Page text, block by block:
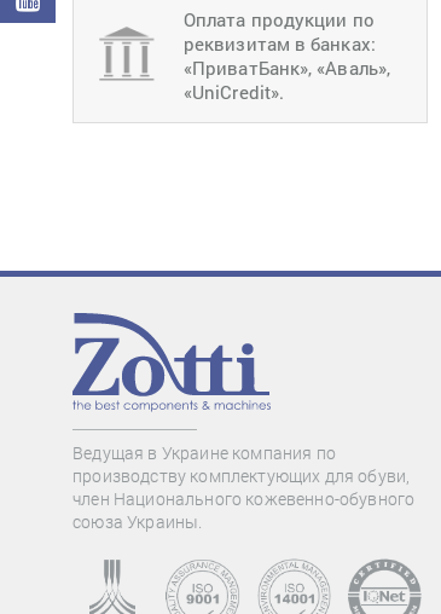
Оплата продукции по
реквизитам в банках:
«ПриватБанк», «Аваль»,
«UniCredit».
Ведущая в Украине компания по
производству комплектующих для обуви,
член Национального кожевенно-обувного
союза Украины.